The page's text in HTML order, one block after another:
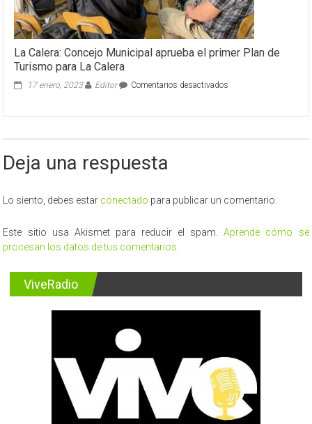
La Calera: Concejo Municipal aprueba el primer Plan de
Turismo para La Calera
17 enero, 2023 Editor Comentarios desactivados
de
La
Deja una respuesta
Lo siento, debes estar conectado para publicar un comentario.
Este sitio usa Akismet para reducir el spam.Aprende cómo se
procesan los datos de tus comentarios.
ViveRadio